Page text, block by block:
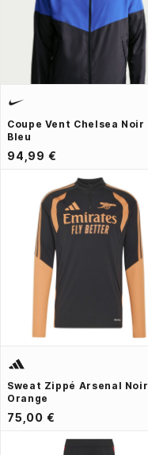
Coupe Vent Chelsea Noir
Bleu
94,99 €
Sweat Zippé Arsenal Noir
Orange
75,00 €